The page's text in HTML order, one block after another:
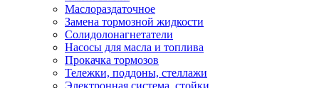
Маслораздаточное
Замена тормозной жидкости
Солидолонагнетатели
Насосы для масла и топлива
Прокачка тормозов
Тележки, поддоны, стеллажи
Электронная система, стойки